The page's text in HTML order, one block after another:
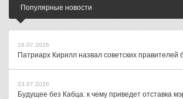
Популярные новости
16.07.2026
Патриарх Кирилл назвал советских правителей
23.07.2026
Будущее без Кабца: к чему приведет отставка